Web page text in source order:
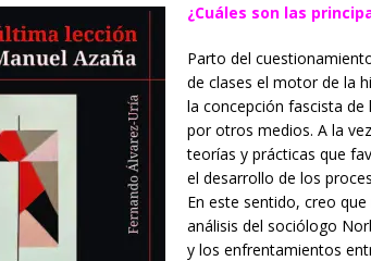
¿Cuáles son las
Parto del
de clases el motor de la
la concepción fascista
por otros medios. A la
teorías y prácticas que
el desarrollo de los
En este sentido, creo
análisis del sociólogo
y los enfrentamientos